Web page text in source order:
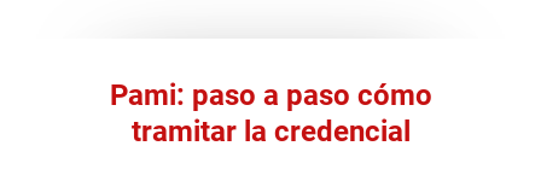
Pami: paso a paso cómo
tramitar la credencial